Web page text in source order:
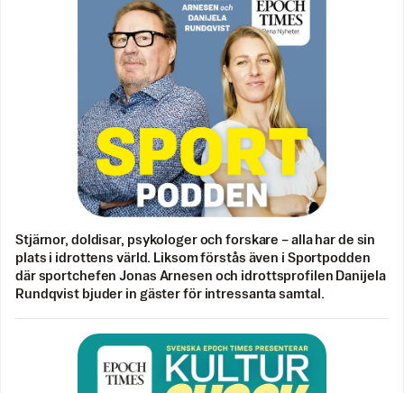
Stjärnor, doldisar, psykologer och forskare – alla har de sin
plats i idrottens värld. Liksom förstås även i Sportpodden
där sportchefen Jonas Arnesen och idrottsprofilen Danijela
Rundqvist bjuder in gäster för intressanta samtal.